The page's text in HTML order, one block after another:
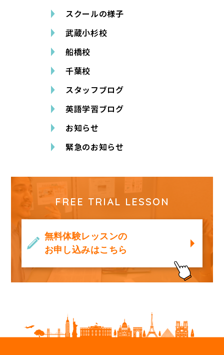
スクールの様子
武蔵小杉校
船橋校
千葉校
スタッフブログ
英語学習ブログ
お知らせ
緊急のお知らせ
FREE TRIAL LESSON
無料体験レッスンの
お申し込みはこちら